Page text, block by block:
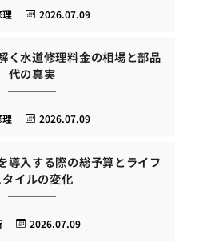
2026.07.09
理
く水道修理料金の相場と部品
代の真実
2026.07.09
理
導入する際の総予算とライフ
タイルの変化
2026.07.09